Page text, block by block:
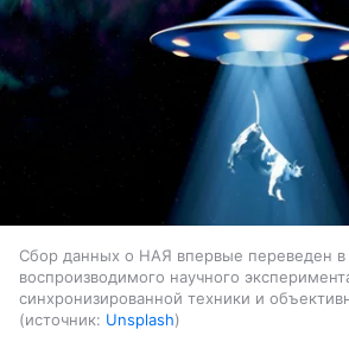
Сбор данных о НАЯ впервые переведен
воспроизводимого научного
синхронизированной техники и
источник: Unsplash